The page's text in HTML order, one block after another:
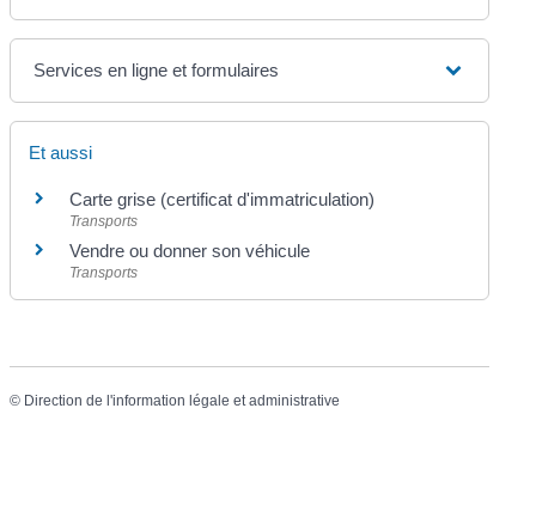
Services en ligne et formulaires
Et aussi
Carte grise (certificat d'immatriculation)
Transports
Vendre ou donner son véhicule
Transports
© Direction de l'information légale et administrative